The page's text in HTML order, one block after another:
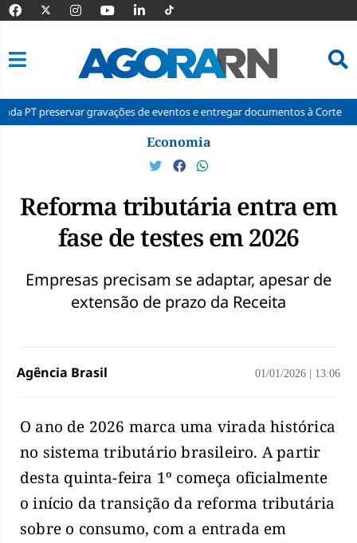
gravações de eventos e entregar documentos à Corte Polícia
Economia
Reforma tributária entra em
fase de testes em 2026
Empresas precisam se adaptar, apesar de
extensão de prazo da Receita
Agência Brasil 01/01/2026 13:06
O ano de 2026 marca uma virada histórica
no sistema tributário brasileiro. A partir
desta quinta-feira 1º começa oficialmente
o início da transição da reforma tributária
sobre o consumo, com a entrada em